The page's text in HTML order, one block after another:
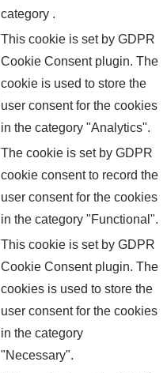
category .
This cookie is set by GDPR
Cookie Consent plugin. The
cookie is used to store the
user consent for the cookies
in the category "Analytics".
The cookie is set by GDPR
cookie consent to record the
user consent for the cookies
in the category "Functional".
This cookie is set by GDPR
Cookie Consent plugin. The
cookies is used to store the
user consent for the cookies
in the category
"Necessary".